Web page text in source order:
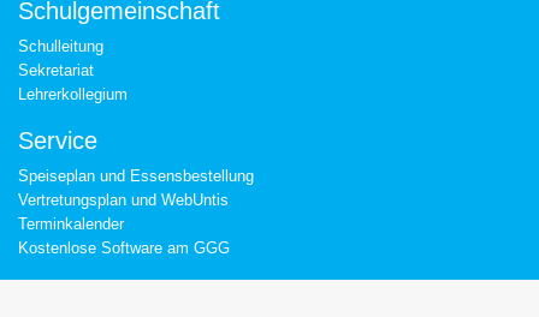
Schulgemeinschaft
Schulleitung
Sekretariat
Lehrerkollegium
Service
Speiseplan und Essensbestellung
Vertretungsplan und WebUntis
Terminkalender
Kostenlose Software am GGG